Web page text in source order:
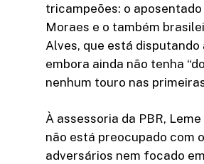
tricampeões: o
Moraes e o também
Alves, que está disputando
embora ainda não tenha
nenhum touro nas
À assessoria da PBR,
não está preocupado com
adversários nem focado